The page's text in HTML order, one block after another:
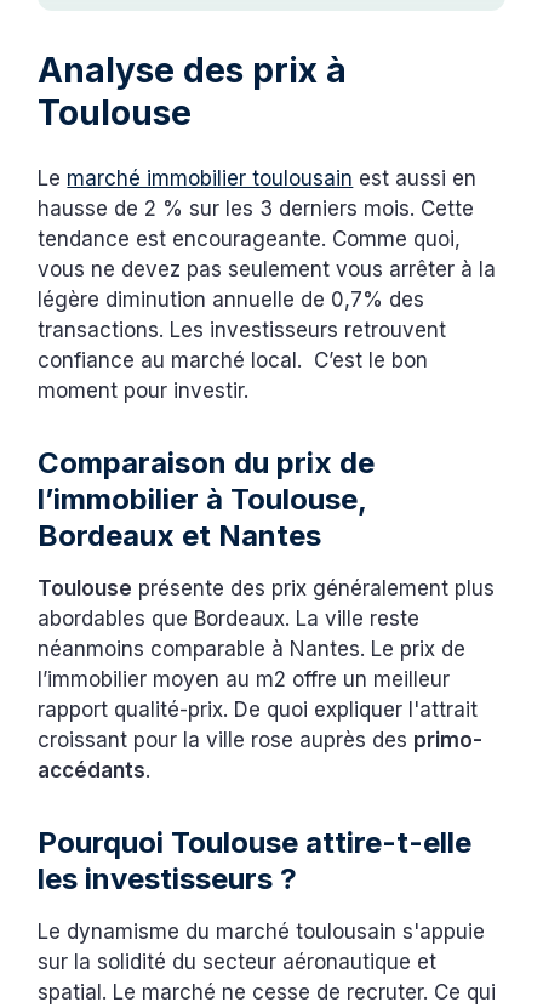
Analyse des prix à
Toulouse
Le marché immobilier toulousain est aussi en
hausse de 2 % sur les 3 derniers mois. Cette
tendance est encourageante. Comme quoi,
vous ne devez pas seulement vous arrêter à la
légère diminution annuelle de 0,7% des
transactions. Les investisseurs retrouvent
confiance au marché local. C’est le bon
moment pour investir.
Comparaison du prix de
l’immobilier à Toulouse,
Bordeaux et Nantes
Toulouse présente des prix généralement plus
abordables que Bordeaux. La ville reste
néanmoins comparable à Nantes. Le prix de
l’immobilier moyen au m2 offre un meilleur
rapport qualité-prix. De quoi expliquer l'attrait
croissant pour la ville rose auprès des primo-
accédants.
Pourquoi Toulouse attire-t-elle
les investisseurs ?
Le dynamisme du marché toulousain s'appuie
sur la solidité du secteur aéronautique et
spatial. Le marché ne cesse de recruter. Ce qui